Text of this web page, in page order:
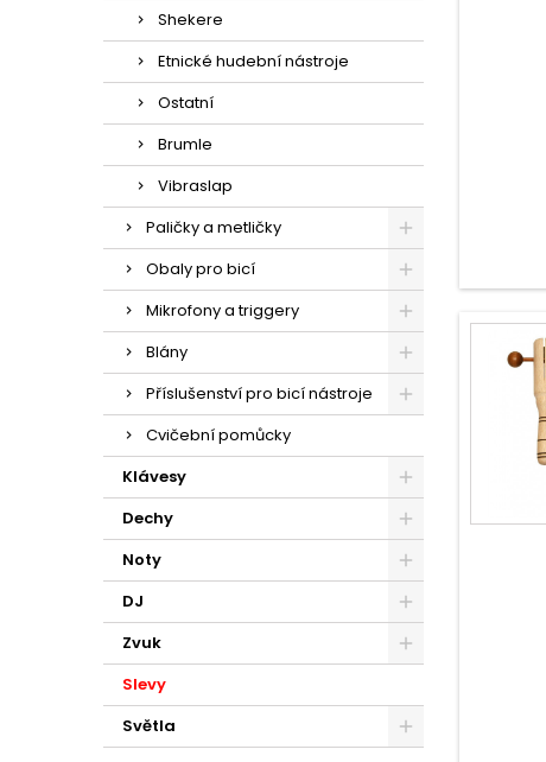
Shekere
Etnické hudební nástroje
Ostatní
Brumle
Vibraslap
Paličky a metličky
Obaly pro bicí
Mikrofony a triggery
Blány
Příslušenství pro bicí nástroje
Cvičební pomůcky
Klávesy
Dechy
Noty
DJ
Zvuk
Slevy
Světla